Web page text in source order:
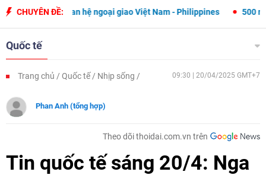
CHUYÊN ĐỀ:
quan hệ ngoại giao Việt Nam - Philippines 500 ngày đêm tìm
Quốc tế
Trang chủ Quốc tế Nhịp sống 09:30 | 20/04/2025 GMT+7
Phan Anh (tổng hợp)
Theo dõi thoidai.com.vn trên
Tin quốc tế sáng 20/4: Nga